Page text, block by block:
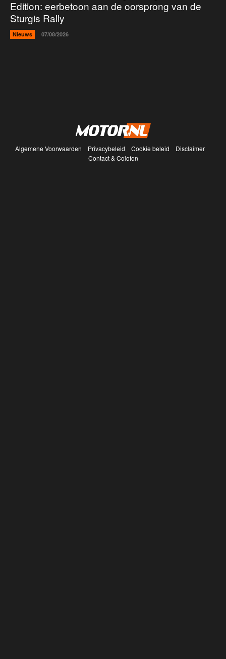
Edition: eerbetoon aan de oorsprong van de
Sturgis Rally
Nieuws 07/08/2026
Algemene Voorwaarden Privacybeleid Cookie beleid
Disclaimer
Contact & Colofon